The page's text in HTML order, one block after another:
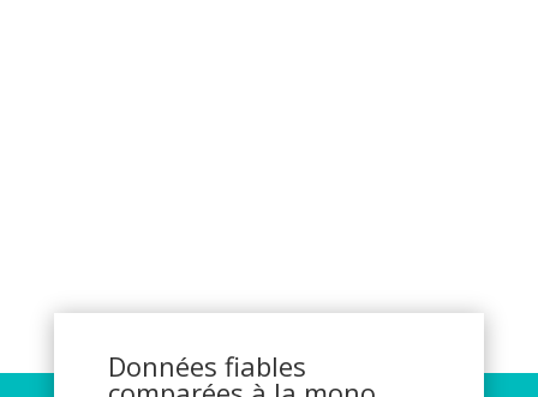
Données fiables